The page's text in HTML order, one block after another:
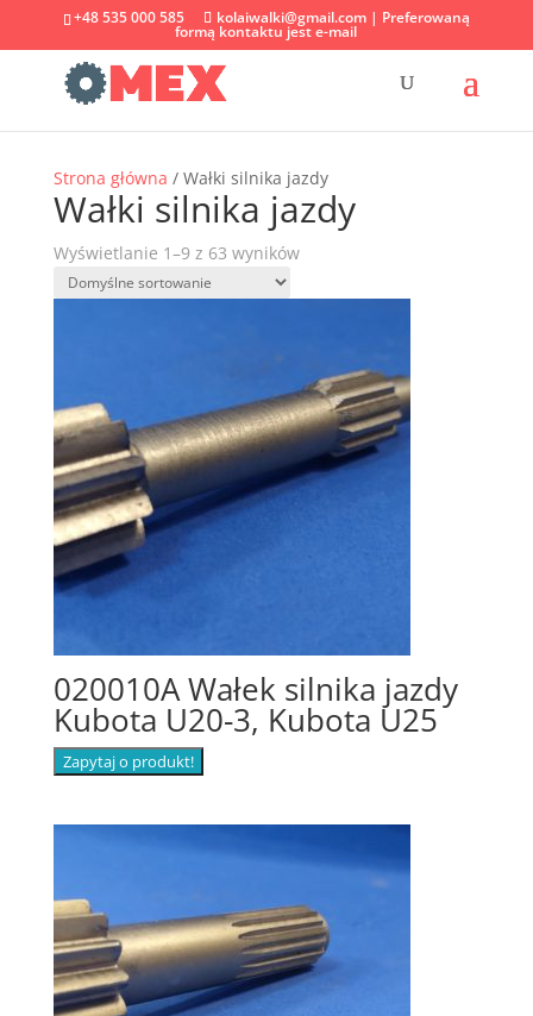
+48 535 000 585 kolaiwalki@gmail.com | Preferowaną
formą kontaktu jest e-mail
Strona główna / Wałki silnika jazdy
Wałki silnika jazdy
Wyświetlanie 1–9 z 63 wyników
020010A Wałek silnika jazdy
Kubota U20-3, Kubota U25
Zapytaj o produkt!